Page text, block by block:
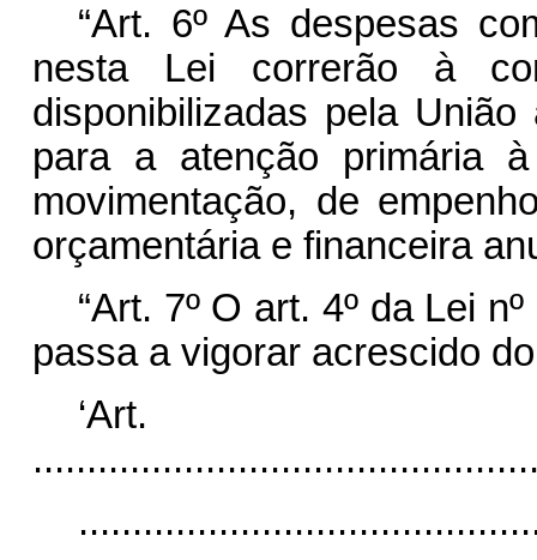
“Art. 6º As despesas
nesta Lei correrão à
disponibilizadas pela
para a atenção primária
movimentação, de
orçamentária e financeira
“Art. 7º O art. 4º da Lei
passa a vigorar acrescido